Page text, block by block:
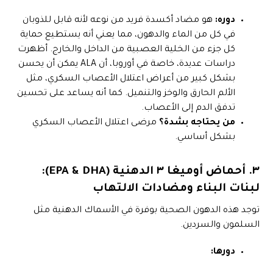
دوره: هو مضاد أكسدة فريد من نوعه لأنه قابل للذوبان
في كل من الماء والدهون، مما يعني أنه يستطيع حماية
كل جزء من الخلية العصبية من الداخل والخارج. أظهرت
دراسات عديدة، خاصة في أوروبا، أن ALA يمكن أن يحسن
بشكل كبير من أعراض اعتلال الأعصاب السكري، مثل
الألم الحارق والوخز والتنميل. كما أنه يساعد على تحسين
تدفق الدم إلى الأعصاب.
من يحتاجه بشدة؟ مرضى اعتلال الأعصاب السكري
بشكل أساسي.
٣. أحماض أوميغا ٣ الدهنية (EPA & DHA):
لبنات البناء ومضادات الالتهاب
توجد هذه الدهون الصحية بوفرة في الأسماك الدهنية مثل
السلمون والسردين.
دورها: